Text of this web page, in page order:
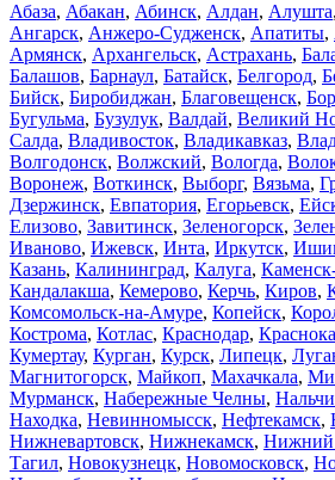
Абаза, Абакан, Абинск, Алдан, Алушта,
Ангарск, Анжеро-Судженск, Апатиты,
Армянск, Архангельск, Астрахань,
Балашов, Барнаул, Батайск, Белгород,
Бийск, Биробиджан, Благовещенск,
Бугульма, Бузулук, Валдай, Великий
Салда, Владивосток, Владикавказ,
Волгодонск, Волжский, Вологда,
Воронеж, Воткинск, Выборг, Вязьма,
Дзержинск, Евпатория, Егорьевск,
Елизово, Завитинск, Зеленогорск,
Иваново, Ижевск, Инта, Иркутск,
Казань, Калининград, Калуга,
Кандалакша, Кемерово, Керчь, Киров,
Комсомольск-на-Амуре, Копейск,
Кострома, Котлас, Краснодар,
Кумертау, Курган, Курск, Липецк,
Магнитогорск, Майкоп, Махачкала,
Мурманск, Набережные Челны,
Находка, Невинномысск, Нефтекамск,
Нижневартовск, Нижнекамск, Нижний
Тагил, Новокузнецк, Новомосковск,